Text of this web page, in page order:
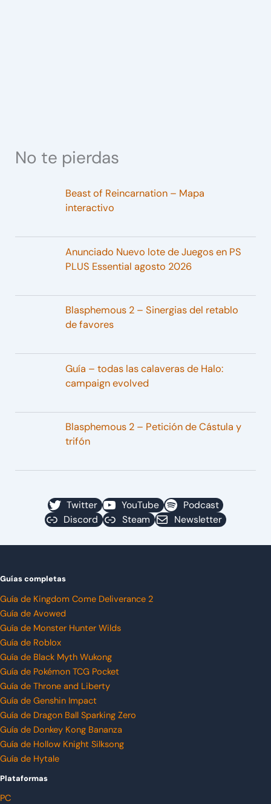
No te pierdas
Beast of Reincarnation – Mapa
interactivo
Anunciado Nuevo lote de Juegos en PS
PLUS Essential agosto 2026
Blasphemous 2 – Sinergias del retablo
de favores
Guía – todas las calaveras de Halo:
campaign evolved
Blasphemous 2 – Petición de Cástula y
trifón
Twitter YouTube
Podcast
Discord
Steam Newsletter
Guías completas
Guía de Kingdom Come Deliverance 2
Guía de Avowed
Guía de Monster Hunter Wilds
Guía de Roblox
Guía de Black Myth Wukong
Guía de Pokémon TCG Pocket
Guía de Throne and Liberty
Guía de Genshin Impact
Guía de Dragon Ball Sparking Zero
Guía de Donkey Kong Bananza
Guía de Hollow Knight Silksong
Guía de Hytale
Plataformas
PC